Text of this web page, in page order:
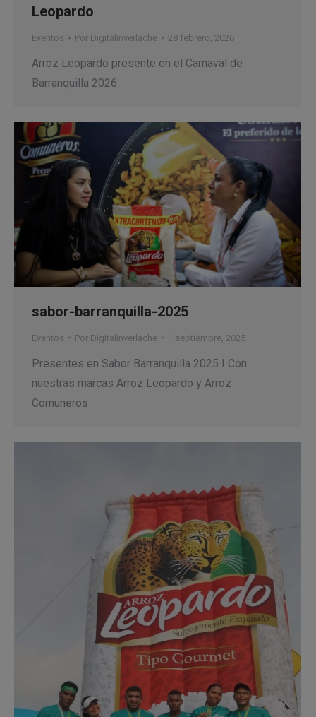
Leopardo
Eventos Por Digitalinverlache 28 febrero, 2026
Arroz Leopardo presente en el Carnaval de
Barranquilla 2026
sabor-barranquilla-2025
Eventos Por Digitalinverlache 1 septiembre, 2025
Presentes en Sabor Barranquilla 2025 I Con
nuestras marcas Arroz Leopardo y Arroz
Comuneros